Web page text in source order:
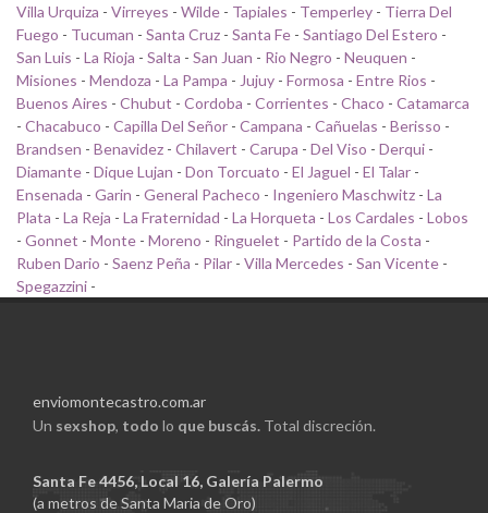
Villa Urquiza - Virreyes - Wilde - Tapiales - Temperley - Tierra Del
Fuego - Tucuman - Santa Cruz - Santa Fe - Santiago Del Estero -
San Luis - La Rioja - Salta - San Juan - Rio Negro - Neuquen -
Misiones - Mendoza - La Pampa - Jujuy - Formosa - Entre Rios -
Buenos Aires - Chubut - Cordoba - Corrientes - Chaco - Catamarca
- Chacabuco - Capilla Del Señor - Campana - Cañuelas - Berisso -
Brandsen - Benavidez - Chilavert - Carupa - Del Viso - Derqui -
Diamante - Dique Lujan - Don Torcuato - El Jaguel - El Talar -
Ensenada - Garin - General Pacheco - Ingeniero Maschwitz - La
Plata - La Reja - La Fraternidad - La Horqueta - Los Cardales - Lobos
- Gonnet - Monte - Moreno - Ringuelet - Partido de la Costa -
Ruben Dario - Saenz Peña - Pilar - Villa Mercedes - San Vicente -
Spegazzini -
enviomontecastro.com.ar
Un sexshop, todo lo que buscás. Total discreción.
Santa Fe 4456, Local 16, Galería Palermo
(a metros de Santa Maria de Oro)